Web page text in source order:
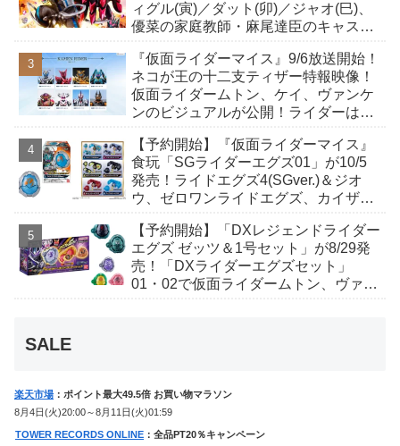
ィグル(寅)／ダット(卯)／ジャオ(巳)、
優菜の家庭教師・麻尾達臣のキャスト
んも変身！
『仮面ライダーマイス』9/6放送開始！
ネコが王の十二支ティザー特報映像！
仮面ライダームトン、ケイ、ヴァンケ
ンのビジュアルが公開！ライダーは子
【予約開始】『仮面ライダーマイス』
食玩「SGライダーエグズ01」が10/5
発売！ライドエグズ4(SGver.)＆ジオ
ウ、ゼロワンライドエグズ、カイザ、
【予約開始】「DXレジェンドライダー
エグズ ゼッツ＆1号セット」が8/29発
売！「DXライダーエグズセット」
01・02で仮面ライダームトン、ヴァン
SALE
楽天市場 ：ポイント最大49.5倍 お買い物マラソン
8月4日(火)20:00～8月11日(火)01:59
TOWER RECORDS ONLINE ：全品PT20％キャンペーン